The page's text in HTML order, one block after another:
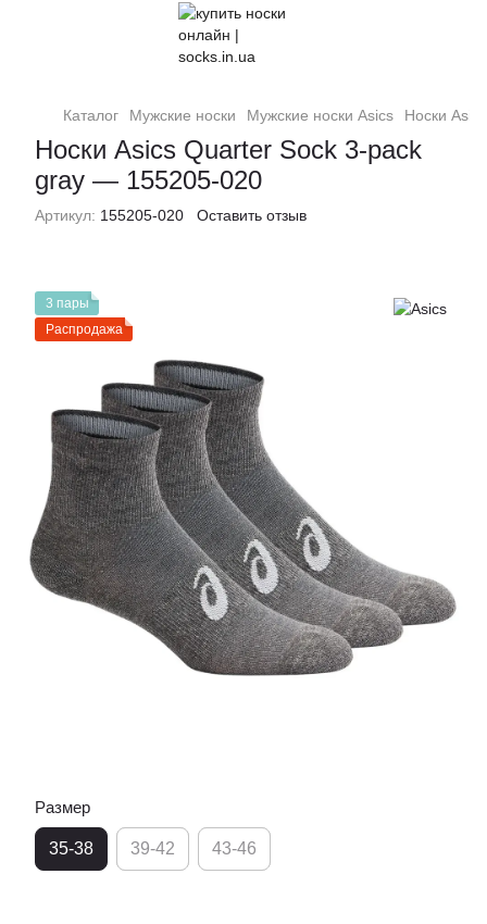
Каталог Мужские носки Мужские носки Asics Носки
Носки Asics Quarter Sock 3-pack
gray — 155205-020
Артикул: 155205-020 Оставить отзыв
3 пары
Распродажа
Размер
35-38 39-42 43-46